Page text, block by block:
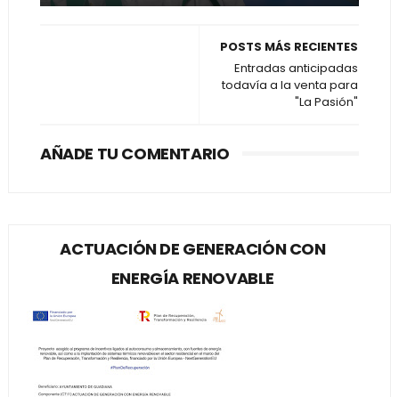
POSTS MÁS RECIENTES
Entradas anticipadas
todavía a la venta para
"La Pasión"
AÑADE TU COMENTARIO
ACTUACIÓN DE GENERACIÓN CON
ENERGÍA RENOVABLE